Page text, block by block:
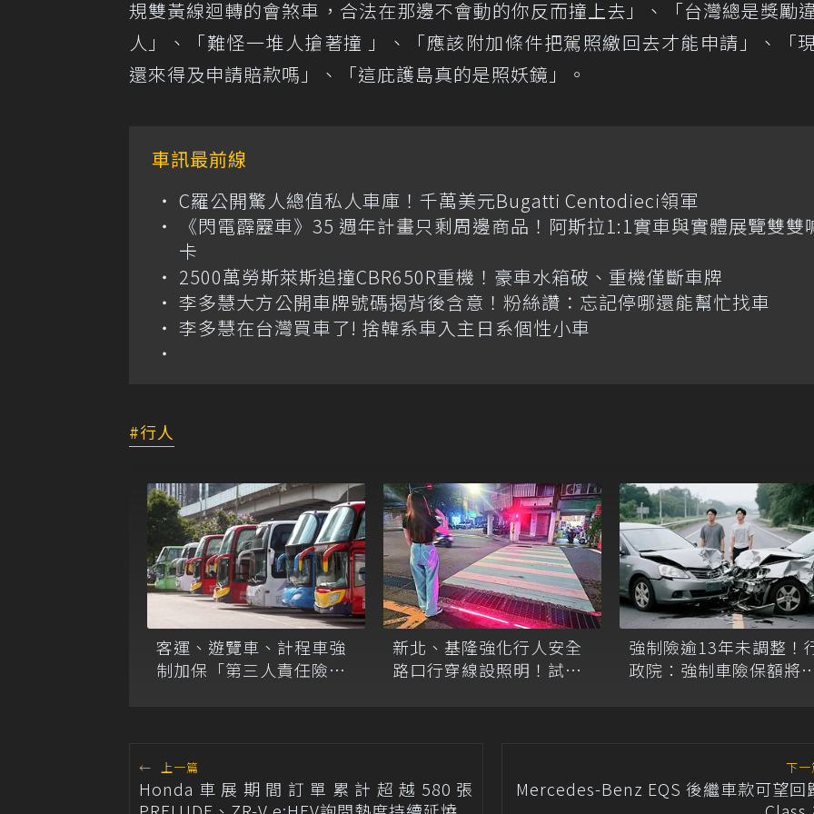
規雙黃線迴轉的會煞車，合法在那邊不會動的你反而撞上去」、「台灣總是獎勵
人」、「難怪一堆人搶著撞 」、「應該附加條件把駕照繳回去才能申請」、「
還來得及申請賠款嗎」、「這庇護島真的是照妖鏡」。
車訊最前線
C羅公開驚人總值私人車庫！千萬美元Bugatti Centodieci領軍
《閃電霹靂車》35 週年計畫只剩周邊商品！阿斯拉1:1實車與實體展覽雙雙
卡
2500萬勞斯萊斯追撞CBR650R重機！豪車水箱破、重機僅斷車牌
李多慧大方公開車牌號碼揭背後含意！粉絲讚：忘記停哪還能幫忙找車
李多慧在台灣買車了! 捨韓系車入主日系個性小車
行人
客運、遊覽車、計程車強
制加保「第三人責任險」
新北、基隆強化行人安全
路口行穿線設照明！試辦
強制險逾13年未調整！
政院：強制車險保額將
← 上一篇
Honda車展期間訂單累計超越580張
下一
Mercedes-Benz EQS 後繼車款可望回